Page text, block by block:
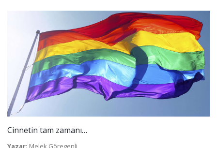
Cinnetin tam zamanı…
Yazar: Melek Göregenli